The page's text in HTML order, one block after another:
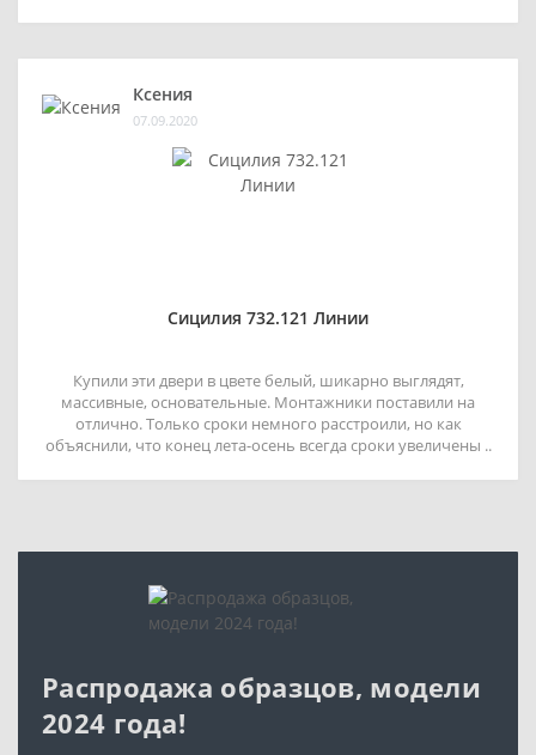
Ксения
07.09.2020
Сицилия 732.121 Линии
Купили эти двери в цвете белый, шикарно выглядят,
массивные, основательные. Монтажники поставили на
отлично. Только сроки немного расстроили, но как
объяснили, что конец лета-осень всегда сроки увеличены ..
Распродажа образцов, модели
2024 года!